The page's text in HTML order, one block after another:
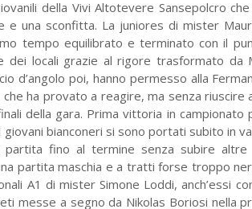
della Vivi Altotevere Sansepolcro
una sconfitta. La juniores di mister
tempo equilibrato e terminato con il
dei locali grazie al rigore trasformato da
d’angolo poi, hanno permesso alla
ha provato a reagire, ma senza riuscire
della gara. Prima vittoria in campionato
giovani bianconeri si sono portati subito in
fino al termine senza subire altre
partita maschia e a tratti forse troppo
A1 di mister Simone Loddi, anch’essi
messe a segno da Nikolas Boriosi nella